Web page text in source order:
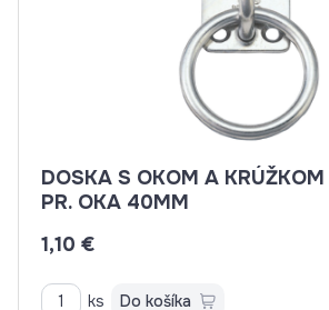
DOSKA S OKOM A
PR. OKA 40MM
1,10 €
ks Do košíka